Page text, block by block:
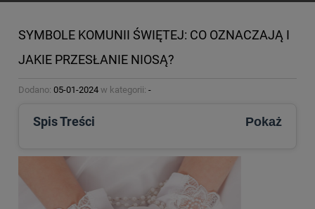
SYMBOLE KOMUNII ŚWIĘTEJ: CO OZNACZAJĄ I
JAKIE PRZESŁANIE NIOSĄ?
Dodano: 05-01-2024 w kategorii: -
Spis Treści Pokaż